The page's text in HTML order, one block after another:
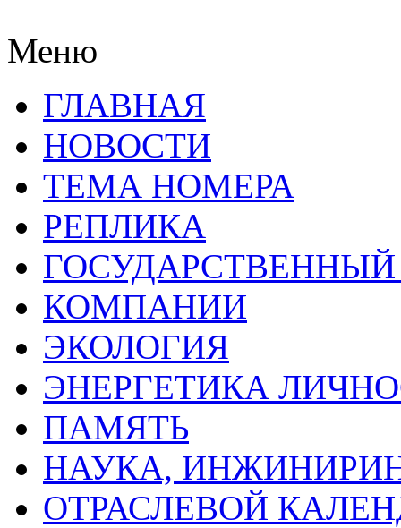
Меню
ГЛАВНАЯ
НОВОСТИ
ТЕМА НОМЕРА
РЕПЛИКА
КОМПАНИИ
ЭКОЛОГИЯ
ЭНЕРГЕТИКА
ПАМЯТЬ
НАУКА,
ОТРАСЛЕВОЙ